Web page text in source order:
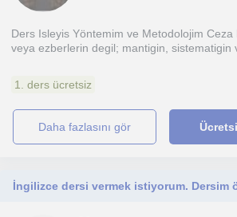
Ders Isleyis Yöntemim ve Metodolojim
veya ezberlerin degil; mantigin, sistematigin
1. ders ücretsiz
daha fazlasını gör